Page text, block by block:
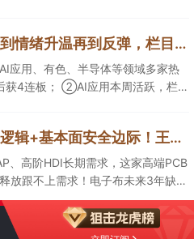
受托生产的合规资质，这家公司获净
【九点特供周回顾】从超跌到情绪升温再到反弹，栏目梳理AI应用题材逻辑，AI教育人气公司解读后获4连板
用、有色、半导体等领域多家热
本周活跃，栏目
【风口研报回顾】兼顾成长逻辑+基本面安全边际！王牌自营前瞻覆盖“pcb+MLCC+电子布”，梳理AI产业链优质标的“深坑起跳”
高阶HDI长期需求，这家高端PCB
跟不上需求！电子布未来3年缺口
气龙头涨超3成；③AI服务器、机器
扩产、涨价预期暂未被市场定价，
26%。